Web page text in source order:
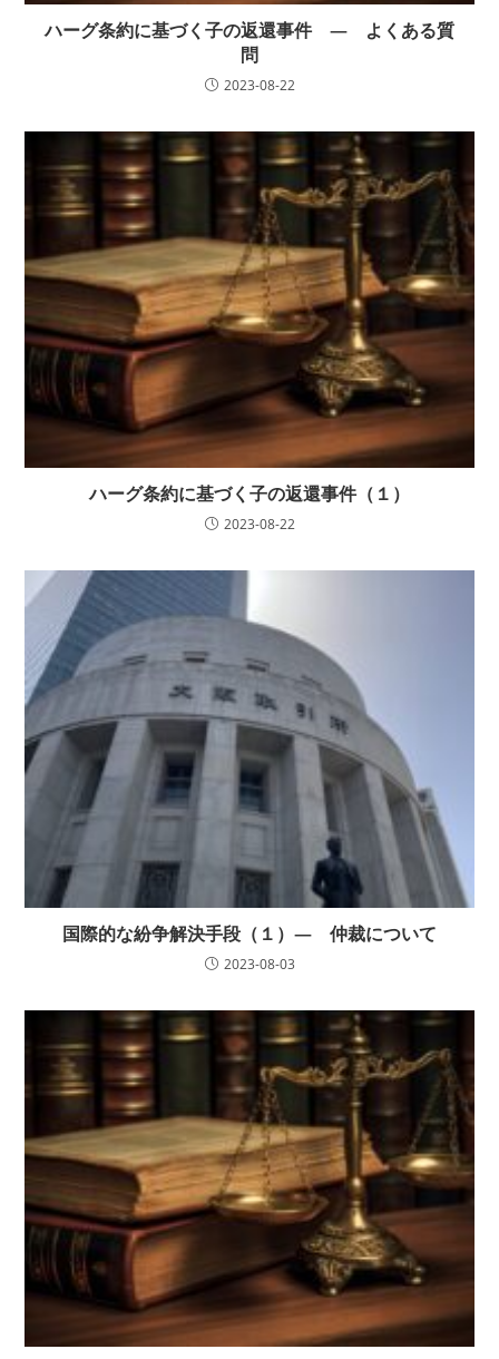
ハーグ条約に基づく子の返還事件 — よくある質
問
2023-08-22
ハーグ条約に基づく子の返還事件（１）
2023-08-22
国際的な紛争解決手段（１）— 仲裁について
2023-08-03